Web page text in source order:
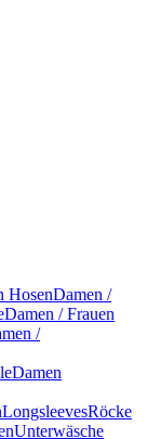
HosenDamen /
Damen / Frauen
/
Damen
LongsleevesRöcke
Unterwäsche